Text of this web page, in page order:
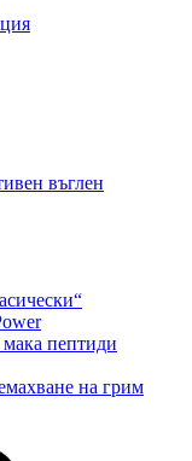
въглен
пептиди
на грим